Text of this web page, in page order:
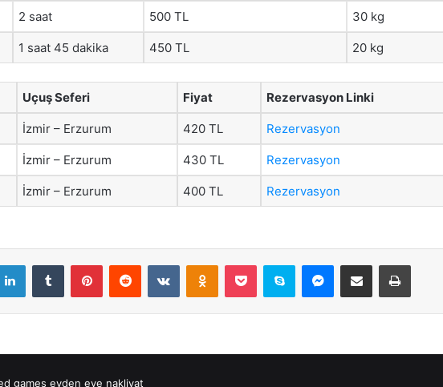
2 saat 500 TL 30 kg
1 saat 45 dakika 450 TL 20 kg
Uçuş Seferi Fiyat Rezervasyon Linki
İzmir – Erzurum 420 TL Rezervasyon
İzmir – Erzurum 430 TL Rezervasyon
İzmir – Erzurum 400 TL Rezervasyon
LinkedInTumblr PinterestReddit VKontakteOdnoklassniki
Pocket Skype Messenger
E-Posta ile paylaş Yazdır
games evden eve nakliyat